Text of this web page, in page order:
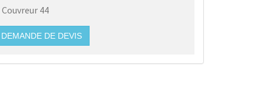
Couvreur 44
DE DEVIS